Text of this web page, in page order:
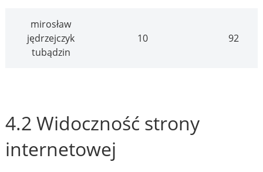
mirosław
jędrzejczyk
tubądzin
10 92
4.2 Widoczność strony
internetowej